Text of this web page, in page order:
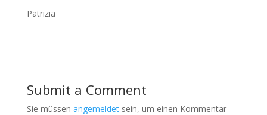
Patrizia
Submit a Comment
Sie müssen angemeldetsein, um einen Kommentar